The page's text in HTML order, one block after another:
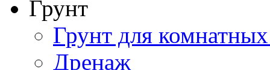
Грунт
Грунт для
Дренаж